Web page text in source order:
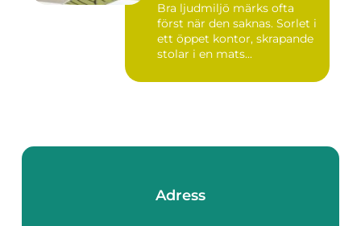
Bra ljudmiljö märks ofta
först när den saknas. Sorlet i
ett öppet kontor, skrapande
stolar i en mats...
Adress